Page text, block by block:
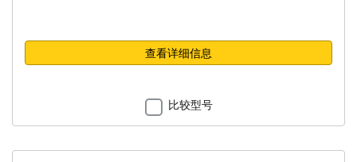
查看详细信息
比较型号